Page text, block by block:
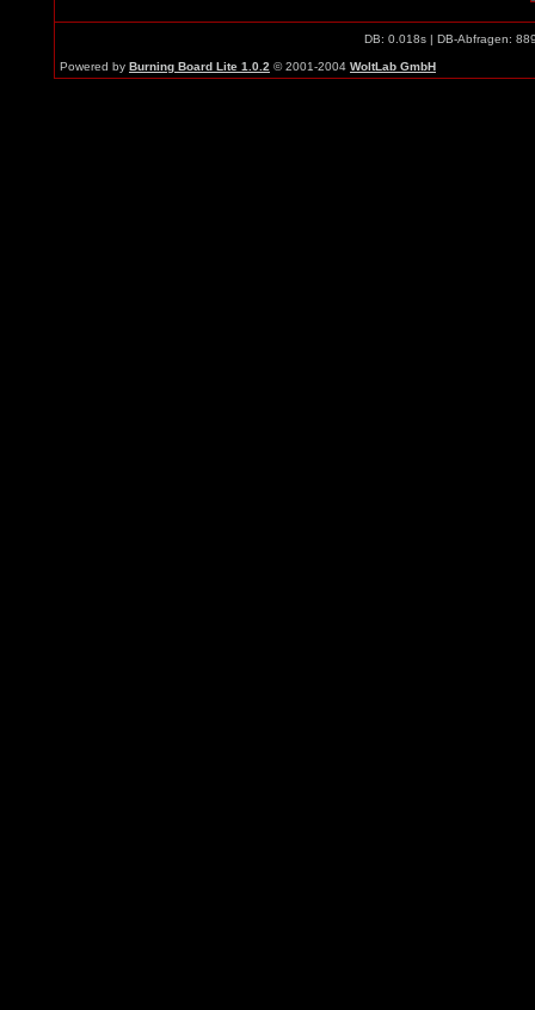
DB: 0.018s | DB-Abfragen:
Powered by Burning Board Lite 1.0.2 © 2001-2004 WoltLab GmbH